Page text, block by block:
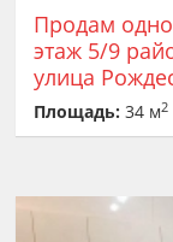
Продам
этаж 5/9
улица
Площадь:34 м2